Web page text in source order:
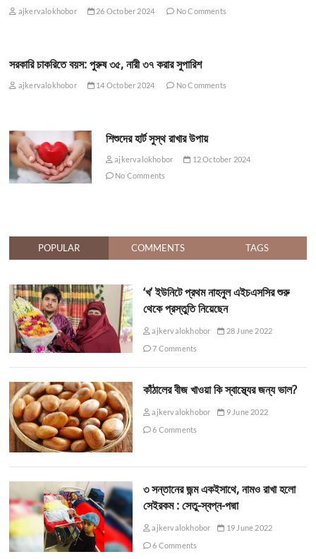
ajkervalokhobor 26 October 2024 No Comments
সরকারি চাকরিতে বয়স: পুরুষ ৩৫, নারী ৩৭ করার সুপারিশ
ajkervalokhobor 14 October 2024 No Comments
শিশুদের হার্ট সুস্থ রাখার উপায়
ajkervalokhobor
12 October 2024
No Comments
POPULAR COMMENTS TAGS
‘খ’ ইউনিটে প্রথম নাহনুল এইচএসসির শুরু
থেকে প্রস্তুতি নিয়েছেন
ajkervalokhobor
28 June 2022
7 Comments
কাঁঠালের বীজ খাওয়া কি স্বাস্থ্যের জন্য ভাল?
ajkervalokhobor
9 June 2022
6 Comments
৩ সন্তানের জন্ম একইসাথে, নামও রাখা হলো
সেইরকম : সেতু-স্বপ্ন-পদ্মা
ajkervalokhobor
19 June 2022
6 Comments